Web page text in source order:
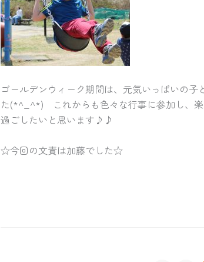
ゴールデンウィーク期間は、元気いっぱいの
た(*^_^*) これからも色々な行事に参加し、
過ごしたいと思います♪♪
☆今回の文責は加藤でした☆